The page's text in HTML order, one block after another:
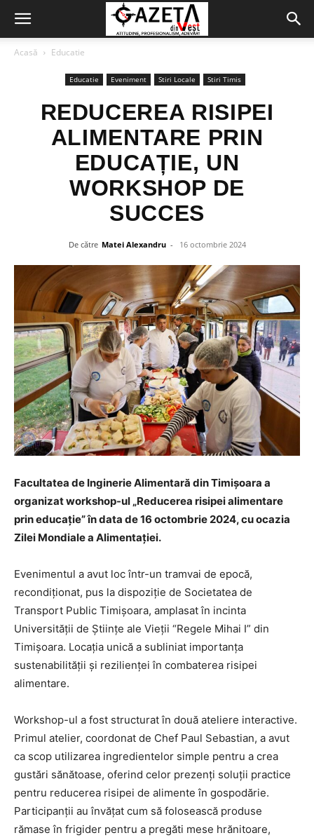
Acasă Educatie
Educatie Eveniment Stiri Locale Stiri Timis
REDUCEREA RISIPEI
ALIMENTARE PRIN
EDUCAȚIE, UN
WORKSHOP DE
SUCCES
De către Matei Alexandru - 16 octombrie 2024
Facultatea de Inginerie Alimentară din Timișoara a
organizat workshop-ul „Reducerea risipei alimentare
prin educație” în data de 16 octombrie 2024, cu ocazia
Zilei Mondiale a Alimentației.
Evenimentul a avut loc într-un tramvai de epocă,
recondiționat, pus la dispoziție de Societatea de
Transport Public Timișoara, amplasat în incinta
Universității de Științe ale Vieții “Regele Mihai I” din
Timișoara. Locația unică a subliniat importanța
sustenabilității și rezilienței în combaterea risipei
alimentare.
Workshop-ul a fost structurat în două ateliere interactive.
Primul atelier, coordonat de Chef Paul Sebastian, a avut
ca scop utilizarea ingredientelor simple pentru a crea
gustări sănătoase, oferind celor prezenți soluții practice
pentru reducerea risipei de alimente în gospodărie.
Participanții au învățat cum să folosească produse
rămase în frigider pentru a pregăti mese hrănitoare,